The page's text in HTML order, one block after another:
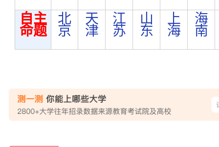
自主
命题
北
京
天
津
江
苏
山
东
上
海
海
南